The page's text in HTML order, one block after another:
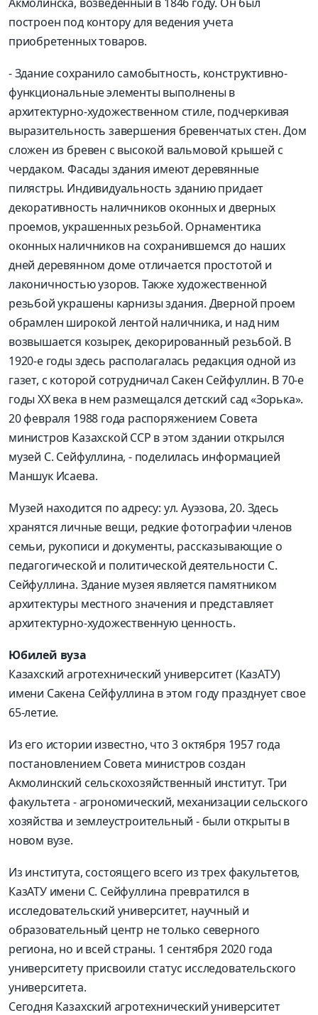
построен под контору для ведения учета
приобретенных товаров.
- Здание сохранило самобытность, конструктивно-
функциональные элементы выполнены в
архитектурно-художественном стиле, подчеркивая
выразительность завершения бревенчатых стен. Дом
сложен из бревен с высокой вальмовой крышей с
чердаком. Фасады здания имеют деревянные
пилястры. Индивидуальность зданию придает
декоративность наличников оконных и дверных
проемов, украшенных резьбой. Орнаментика
оконных наличников на сохранившемся до наших
дней деревянном доме отличается простотой и
лаконичностью узоров. Также художественной
резьбой украшены карнизы здания. Дверной проем
обрамлен широкой лентой наличника, и над ним
возвышается козырек, декорированный резьбой. В
1920-е годы здесь располагалась редакция одной из
газет, с которой сотрудничал Сакен Сейфуллин. В 70-е
годы ХХ века в нем размещался детский сад «Зорька».
20 февраля 1988 года распоряжением Совета
министров Казахской ССР в этом здании открылся
музей С. Сейфуллина, - поделилась информацией
Маншук Исаева.
Музей находится по адресу: ул. Ауэзова, 20. Здесь
хранятся личные вещи, редкие фотографии членов
семьи, рукописи и документы, рассказывающие о
педагогической и политической деятельности С.
Сейфуллина. Здание музея является памятником
архитектуры местного значения и представляет
архитектурно-художественную ценность.
Юбилей вуза
Казахский агротехнический университет (КазАТУ)
имени Сакена Сейфуллина в этом году празднует свое
65-летие.
Из его истории известно, что 3 октября 1957 года
постановлением Совета министров создан
Акмолинский сельскохозяйственный институт. Три
факультета - агрономический, механизации сельского
хозяйства и землеустроительный - были открыты в
новом вузе.
Из института, состоящего всего из трех факультетов,
КазАТУ имени С. Сейфуллина превратился в
исследовательский университет, научный и
образовательный центр не только северного
региона, но и всей страны. 1 сентября 2020 года
университету присвоили статус исследовательского
университета.
Сегодня Казахский агротехнический университет